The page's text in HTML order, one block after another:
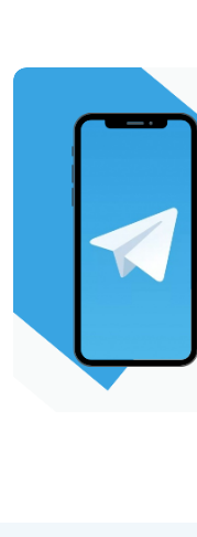
https://t.me/minskctvby